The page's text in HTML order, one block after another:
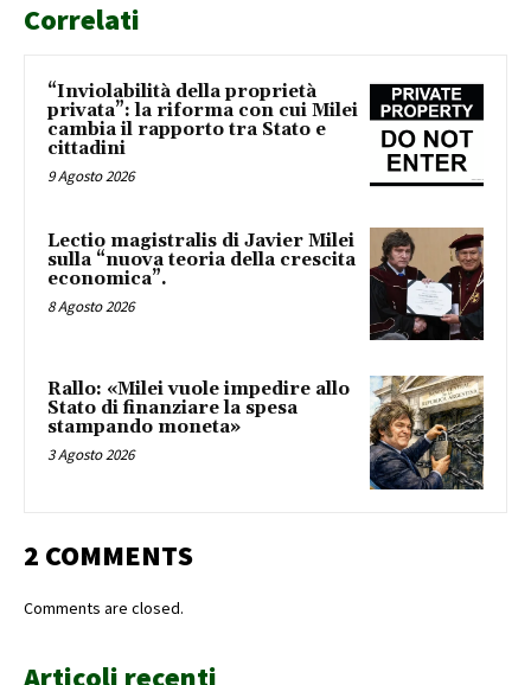
Correlati
“Inviolabilità della proprietà
privata”: la riforma con cui Milei
cambia il rapporto tra Stato e
cittadini
9 Agosto 2026
Lectio magistralis di Javier Milei
sulla “nuova teoria della crescita
economica”.
8 Agosto 2026
Rallo: «Milei vuole impedire allo
Stato di finanziare la spesa
stampando moneta»
3 Agosto 2026
2 COMMENTS
Comments are closed.
Articoli recenti